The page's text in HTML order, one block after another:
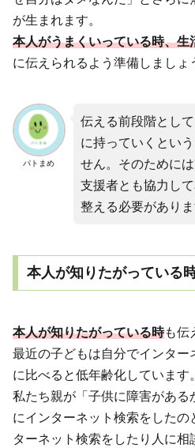
が生まれます。
本人がうまくいっている時、
に伝えられるよう準備しましょ
パトまめ
伝える前段階とし
に持っていくとい
せん。そのために
支援者とも協力し
整える必要がありま
本人が知りたがっている
本人が知りたがっている時も伝
最近の子どもは自分でインタ
に比べると低年齢化しています。
私たち親が「子供に障害があ
にインターネット検索をした
ターネット検索をしたり人に相